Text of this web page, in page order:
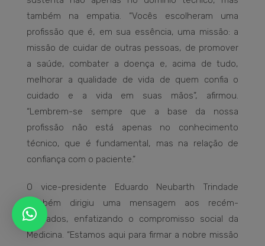
também na empatia. “Vocês escolheram uma
profissão que é, em sua essência, uma missão: a
missão de cuidar de outras pessoas, de promover
a saúde, combater a doença e, acima de tudo,
melhorar a qualidade de vida de quem confia o
cuidado e a vida em suas mãos”, afirmou.
“Lembrem-se sempre que a base da nossa
profissão não está apenas no conhecimento
técnico, que é fundamental, mas na relação de
confiança com o paciente.”
O vice-presidente Eduardo Neubarth Trindade
também dirigiu uma mensagem aos recém-
formados, enfatizando o compromisso social da
Medicina. “Estamos aqui para firmar a nobre missão